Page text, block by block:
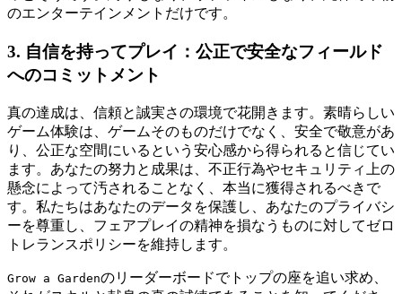
のエンターテインメントだけです。
3. 自信を持ってプレイ：公正で安全なフィールド
へのコミットメント
真の達成は、信頼と誠実さの環境で花開きます。素晴らしい
ゲーム体験は、ゲームそのものだけでなく、安全で敬意があ
り、公正な空間にいるという安心感から得られると信じてい
ます。あなたの努力と成果は、不正行為やセキュリティ上の
懸念によって汚されることなく、本当に獲得されるべきで
す。私たちはあなたのデータを保護し、あなたのプライバシ
ーを尊重し、フェアプレイの精神を損なうものに対してゼロ
トレランスポリシーを維持します。
Grow a Gardenのリーダーボードでトップの座を追い求め、